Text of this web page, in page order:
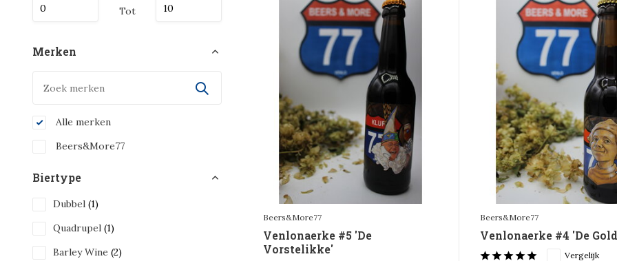
Tot
Merken
Alle merken
Beers&More77
Biertype
Dubbel (1)
Quadrupel (1)
Barley Wine (2)
Beers&More77
Venlonaerke #5 'De
Vorstelikke'
Beers&More77
Venlonaerke #4 'De
Vergelijk